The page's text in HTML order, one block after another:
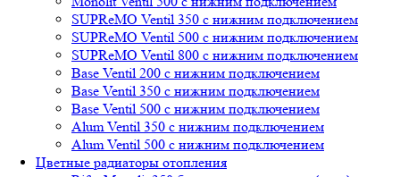
SUPReMO Ventil 350 с нижним подключением
SUPReMO Ventil 500 с нижним подключением
SUPReMO Ventil 800 с нижним подключением
Base Ventil 200 с нижним подключением
Base Ventil 350 с нижним подключением
Base Ventil 500 с нижним подключением
Alum Ventil 350 с нижним подключением
Alum Ventil 500 с нижним подключением
Цветные радиаторы отопления